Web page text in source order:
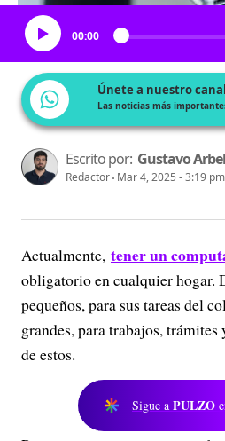
00:00
Únete a nuestro
Las noticias más
Escrito por: Gustavo
Redactor Mar 4, 2025 - 3:19 pm
Actualmente, tener un
obligatorio en cualquier hogar.
pequeños, para sus tareas del
grandes, para trabajos, trámites
de estos.
Sigue a PULZO